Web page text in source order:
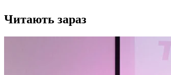
Читають зараз